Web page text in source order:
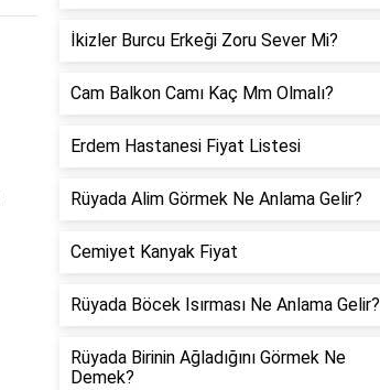
İkizler Burcu Erkeği Zoru Sever Mi?
Cam Balkon Camı Kaç Mm Olmalı?
Erdem Hastanesi Fiyat Listesi
Rüyada Alim Görmek Ne Anlama Gelir?
Cemiyet Kanyak Fiyat
Rüyada Böcek Isırması Ne Anlama Gelir?
Rüyada Birinin Ağladığını Görmek Ne
Demek?